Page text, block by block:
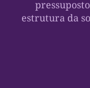
estrutura da